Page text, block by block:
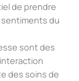
de prendre
sentiments du
sont des
des soins de